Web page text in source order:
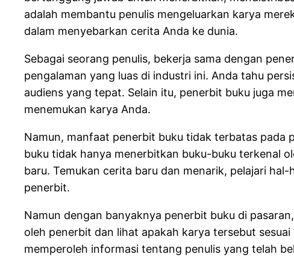
adalah membantu penulis mengeluarkan karya
dalam menyebarkan cerita Anda ke dunia.
Sebagai seorang penulis, bekerja sama dengan
pengalaman yang luas di industri ini. Anda tahu
audiens yang tepat. Selain itu, penerbit buku juga
menemukan karya Anda.
Namun, manfaat penerbit buku tidak terbatas pada
buku tidak hanya menerbitkan buku-buku terkenal
baru. Temukan cerita baru dan menarik, pelajari
penerbit.
Namun dengan banyaknya penerbit buku di
oleh penerbit dan lihat apakah karya tersebut
memperoleh informasi tentang penulis yang telah